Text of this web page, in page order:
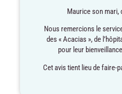
Maurice son mari,
Nous remercions le
des « Acacias », de
pour leur
Cet avis tient lieu de faire-